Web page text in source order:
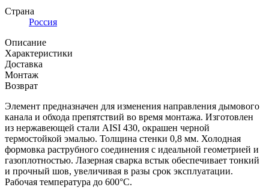
Страна
Россия
Описание
Характеристики
Доставка
Монтаж
Возврат
Элемент предназначен для изменения направления дымового
канала и обхода препятствий во время монтажа. Изготовлен
из нержавеющей стали AISI 430, окрашен черной
термостойкой эмалью. Толщина стенки 0,8 мм. Холодная
формовка раструбного соединения с идеальной геометрией и
газоплотностью. Лазерная сварка встык обеспечивает тонкий
и прочный шов, увеличивая в разы срок эксплуатации.
Рабочая температура до 600°С.